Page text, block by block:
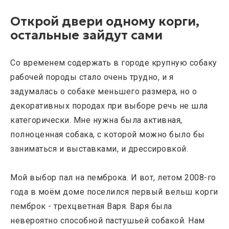
Открой двери одному корги,
остальные зайдут сами
Со временем содержать в городе крупную собаку
рабочей породы стало очень трудно, и я
задумалась о собаке меньшего размера, но о
декоративных породах при выборе речь не шла
категорически. Мне нужна была активная,
полноценная собака, с которой можно было бы
заниматься и выставками, и дрессировкой.
Мой выбор пал на пемброка. И вот, летом 2008-го
года в моём доме поселился первый вельш корги
пемброк - трехцветная Варя. Варя была
невероятно способной пастушьей собакой. Нам